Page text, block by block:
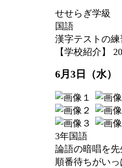
せせらぎ学級
国語
漢字テストの
【学校紹介】
6月3日（水
3年国語
論語の暗唱を
順番待ちがい